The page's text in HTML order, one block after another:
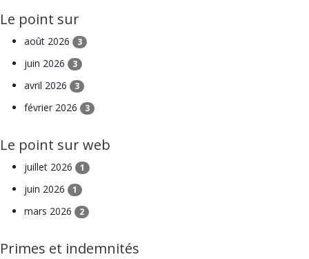
Le point sur
août 2026 3
juin 2026 3
avril 2026 3
février 2026 3
Le point sur web
juillet 2026 1
juin 2026 1
mars 2026 2
Primes et indemnités